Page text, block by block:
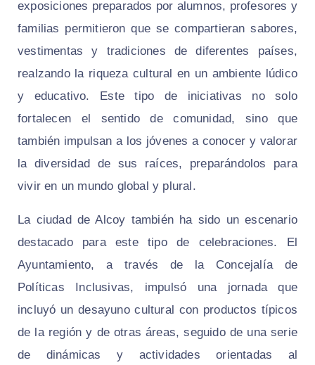
exposiciones preparados por alumnos, profesores y
familias permitieron que se compartieran sabores,
vestimentas y tradiciones de diferentes países,
realzando la riqueza cultural en un ambiente lúdico
y educativo. Este tipo de iniciativas no solo
fortalecen el sentido de comunidad, sino que
también impulsan a los jóvenes a conocer y valorar
la diversidad de sus raíces, preparándolos para
vivir en un mundo global y plural.
La ciudad de Alcoy también ha sido un escenario
destacado para este tipo de celebraciones. El
Ayuntamiento, a través de la Concejalía de
Políticas Inclusivas, impulsó una jornada que
incluyó un desayuno cultural con productos típicos
de la región y de otras áreas, seguido de una serie
de dinámicas y actividades orientadas al